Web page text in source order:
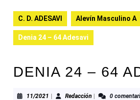
C. D. ADESAVI Alevín Masculino A
Denia 24 – 64 Adesavi
DENIA 24 – 64
11/2021 11/2021RedacciónRedacción
0